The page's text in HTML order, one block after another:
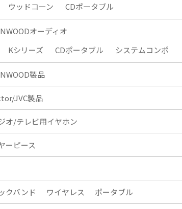
ウッドコーン
CDポータブル
オーディオ
Kシリーズ
CDポータブル システムコンポ
製品
JVC製品
オ/テレビ用イヤホン
ーピース
クバンド ワイヤレス ポータブル